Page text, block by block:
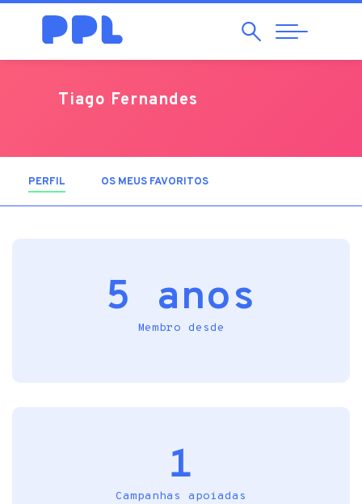
Pesquisar
Abrir
Navegação
Tiago Fernandes
PERFIL (SEPARADOR ATIVO)
OS MEUS FAVORITOS
5 anos
Membro desde
1
Campanhas apoiadas